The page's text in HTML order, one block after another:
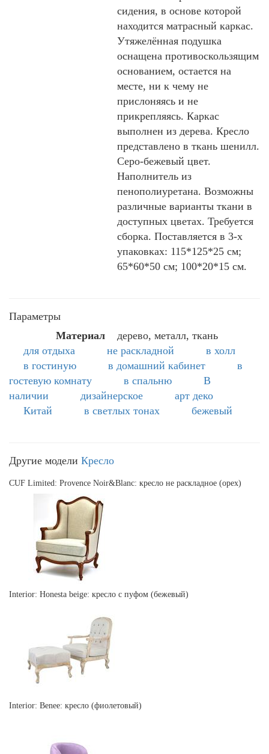
сидения, в основе которой
находится матрасный каркас.
Утяжелённая подушка
оснащена противоскользящим
основанием, остается на
месте, ни к чему не
прислоняясь и не
прикрепляясь. Каркас
выполнен из дерева. Кресло
представлено в ткань шенилл.
Серо-бежевый цвет.
Наполнитель из
пенополиуретана. Возможны
различные варианты ткани в
доступных цветах. Требуется
сборка. Поставляется в 3-х
упаковках: 115*125*25 см;
65*60*50 см; 100*20*15 см.
Параметры
Материал
дерево, металл, ткань
для отдыха
не раскладной
в холл
в гостиную
в домашний кабинет
в
гостевую комнату
в спальню
В
наличии
дизайнерское
арт деко
Китай
в светлых тонах бежевый
Другие модели Кресло
CUF Limited: Provence Noir&Blanc: кресло не раскладное (орех)
Interior: Honesta beige: кресло с пуфом (бежевый)
Interior: Benee: кресло (фиолетовый)